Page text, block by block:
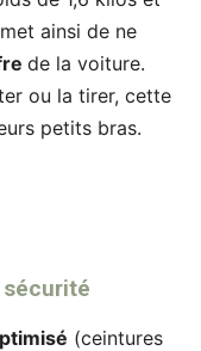
ainsi de ne
de la voiture.
ou la tirer, cette
petits bras.
(ceintures